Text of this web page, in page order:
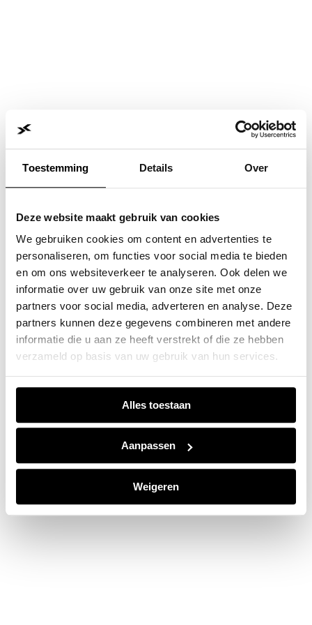
Toestemming Details Over
Deze website maakt gebruik van cookies
We gebruiken cookies om content en advertenties te
personaliseren, om functies voor social media te bieden
en om ons websiteverkeer te analyseren. Ook delen we
informatie over uw gebruik van onze site met onze
partners voor social media, adverteren en analyse. Deze
partners kunnen deze gegevens combineren met andere
informatie die u aan ze heeft verstrekt of die ze hebben
verzameld op basis van uw gebruik van hun services.
Alles toestaan
Aanpassen
Weigeren
Application error: a client-side exception has occurred while
loadingwww.jvk.nl(see the browser consolefor more
information).